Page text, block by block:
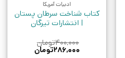
ادبیات آمریکا
کتاب شناخت سرطان پستان
| انتشارات تیرگان
۴۰۰,۰۰۰تومان
قیمت
۲۸۶,۰۰۰تومان